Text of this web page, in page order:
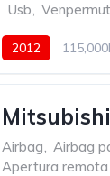
Usb,
2012
Airbag, Airbag
Apertura remota